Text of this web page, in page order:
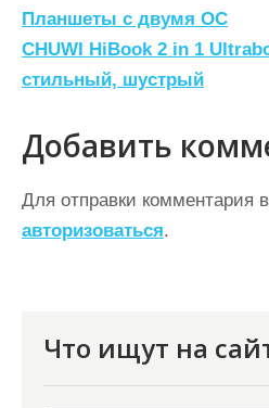
Н
а
в
и
г
а
ц
Планшеты с двумя ОС
CHUWI HiBook 2 in 1
стильный, шустрый
Добавить
Для отправки комментария
авторизоваться.
Что ищут на